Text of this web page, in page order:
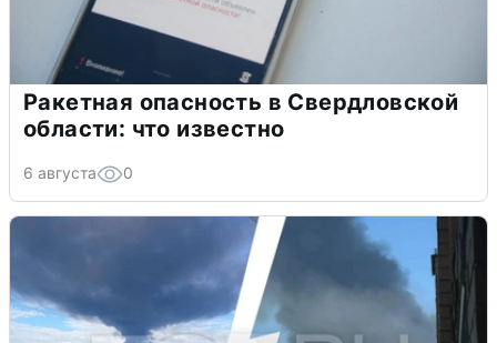
Ракетная опасность в Свердловской
области: что известно
6 августа 0